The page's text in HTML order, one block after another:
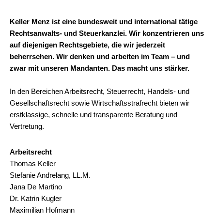
Keller Menz ist eine bundesweit und international tätige
Rechtsanwalts- und Steuerkanzlei. Wir konzentrieren uns
auf diejenigen Rechtsgebiete, die wir jederzeit
beherrschen. Wir denken und arbeiten im Team – und
zwar mit unseren Mandanten. Das macht uns stärker.
In den Bereichen Arbeitsrecht, Steuerrecht, Handels- und
Gesellschaftsrecht sowie Wirtschaftsstrafrecht bieten wir
erstklassige, schnelle und transparente Beratung und
Vertretung.
Arbeitsrecht
Thomas Keller
Stefanie Andrelang, LL.M.
Jana De Martino
Dr. Katrin Kugler
Maximilian Hofmann